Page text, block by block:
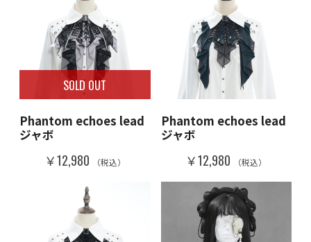
SOLD OUT
Phantom echoes lead
ジャボ
￥12,980 （税込）
Phantom echoes lead
ジャボ
￥12,980 （税込）